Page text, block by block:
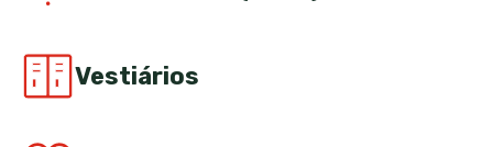
Vestiários